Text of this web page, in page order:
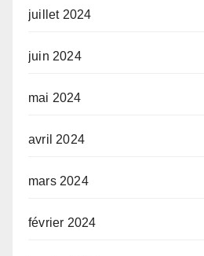
juillet 2024
juin 2024
mai 2024
avril 2024
mars 2024
février 2024